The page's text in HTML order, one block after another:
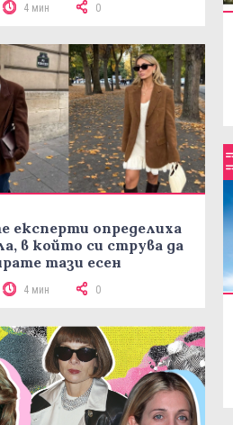
4 мин 0
експерти определиха
в който си струва да
тази есен
4 мин 0